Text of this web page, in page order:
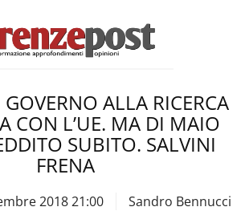
ALLA RICERCA
CON L’UE. MA DI MAIO
SUBITO. SALVINI
FRENA
2018 21:00
Sandro Bennucci